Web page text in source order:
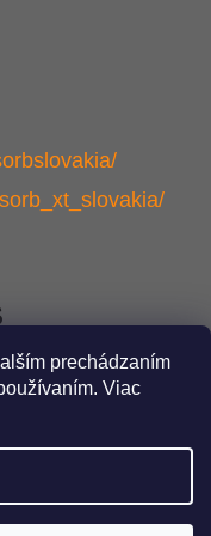
prechádzaním
Viac
údajov